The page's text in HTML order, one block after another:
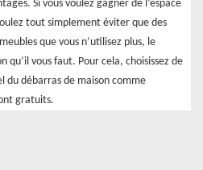
Si vous voulez gagner de l’espace
tout simplement éviter que des
que vous n’utilisez plus, le
qu’il vous faut. Pour cela, choisissez de
du débarras de maison comme
gratuits.